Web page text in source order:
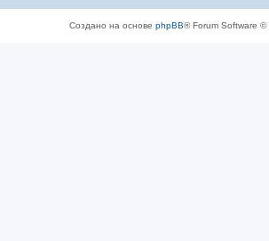
Создано на основе phpBB® Forum Software ©